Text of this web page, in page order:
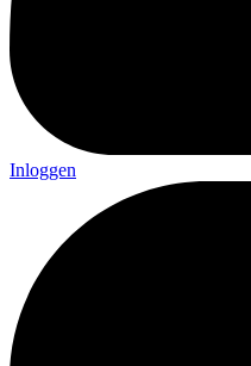
Inloggen